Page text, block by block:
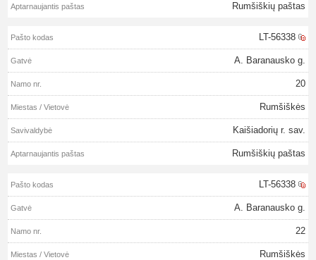
Rumšiškių paštas
LT-56338
A. Baranausko g.
20
Rumšiškės
Kaišiadorių r. sav.
Rumšiškių paštas
LT-56338
A. Baranausko g.
22
Rumšiškės